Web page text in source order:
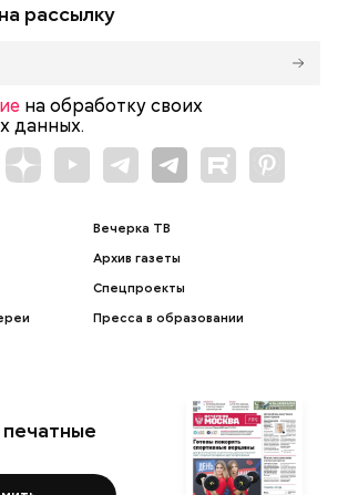
рассылку
на обработку своих
данных.
Вечерка ТВ
Архив газеты
Спецпроекты
Пресса в образовании